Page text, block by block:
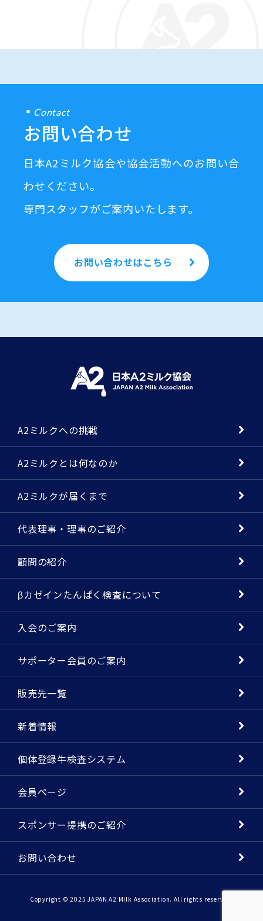
Contact
お問い合わせ
日本A2ミルク協会や協会活動へのお問い合
わせください。
専門スタッフがご案内いたします。
お問い合わせはこちら
A2ミルクへの挑戦
A2ミルクとは何なのか
A2ミルクが届くまで
代表理事・理事のご紹介
顧問の紹介
βカゼインたんぱく検査について
入会のご案内
サポーター会員のご案内
販売先一覧
新着情報
個体登録牛検査システム
会員ページ
スポンサー提携のご紹介
お問い合わせ
Copyright © 2025 JAPAN A2 Milk Association. All rights reserved.